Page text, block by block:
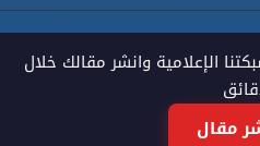
الإعلامية وانشر مقالك خلال
مقال